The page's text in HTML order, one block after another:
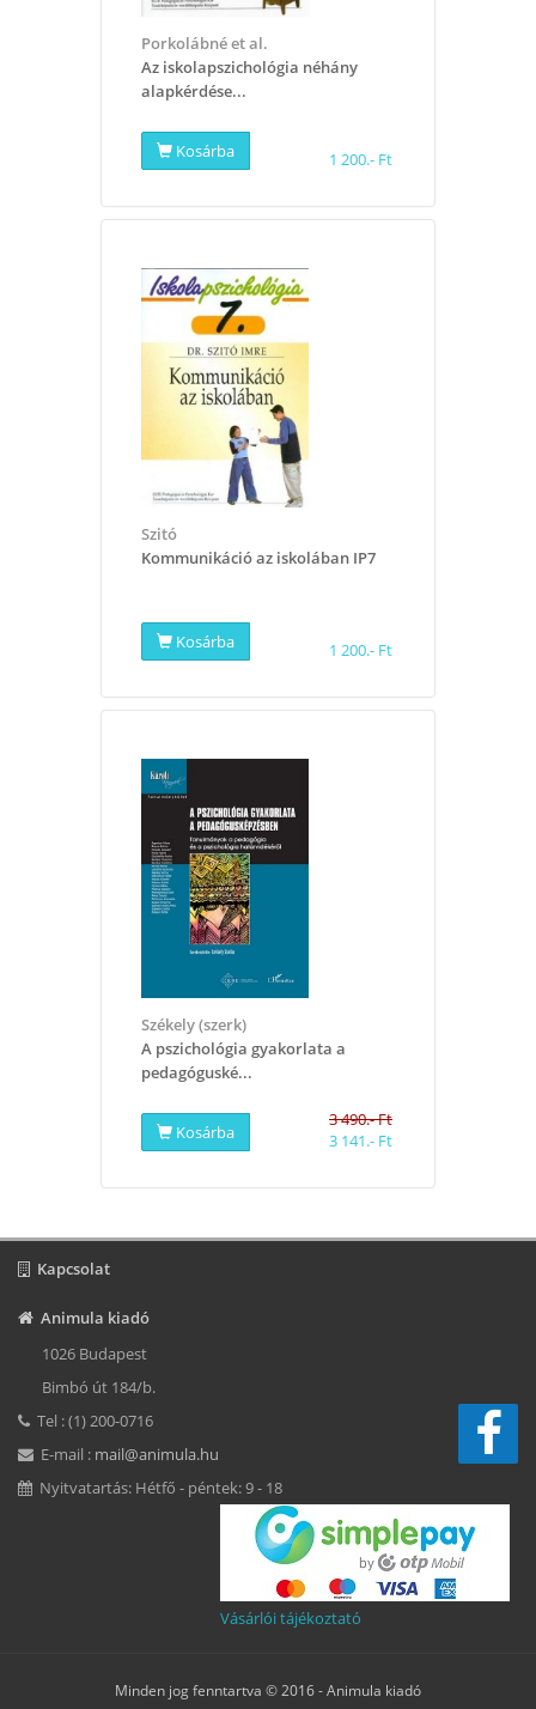
Porkolábné et al.
Az iskolapszichológia néhány
alapkérdése...
Kosárba 1 200.- Ft
Szitó
Kommunikáció az iskolában IP7
Kosárba 1 200.- Ft
Székely (szerk)
​A pszichológia gyakorlata a
pedagóguské...
Kosárba
3 490.- Ft
3 141.- Ft
Kapcsolat
Animula kiadó
1026 Budapest
Bimbó út 184/b.
Tel : (1) 200-0716
E-mail : mail@animula.hu
Nyitvatartás: Hétfő - péntek: 9 - 18
Vásárlói tájékoztató
Minden jog fenntartva © 2016 -Animula kiadó